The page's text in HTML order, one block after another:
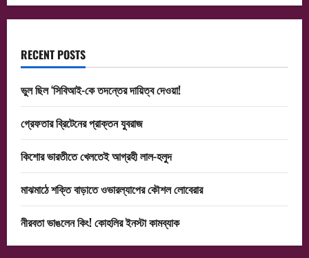
RECENT POSTS
ভুল ছিল ‘সিবিআই-কে তদন্তের দায়িত্ব দেওয়া!
গ্রেফতার ব্রিটেনের প্রাক্তন যুবরাজ
কিশোর ভারতীতে খেলতেই আগ্রহী লাল-হলুদ
মাঝমাঠে শক্তি বাড়াতে ওভারল্যাপের কৌশল লোবেরার
নীরবতা ভাঙলেন কিং! কোহলির ইনস্টা কামব্যাক